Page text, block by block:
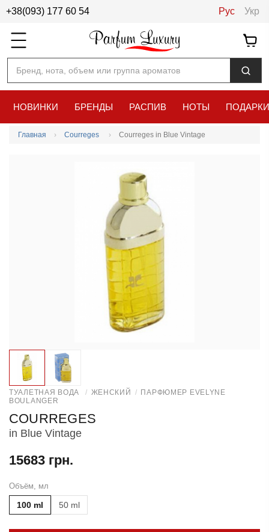
+38(093) 177 60 54 Рус Укр
Бренд, нота, объем или группа ароматов
НОВИНКИ БРЕНДЫ РАСПИВ НОТЫ ПОДАРКИ
Главная Courreges Courreges in Blue Vintage
ТУАЛЕТНАЯ ВОДА / ЖЕНСКИЙ / ПАРФЮМЕР EVELYNE
BOULANGER
COURREGES
in Blue Vintage
15683 грн.
Объём, мл
100 ml 50 ml